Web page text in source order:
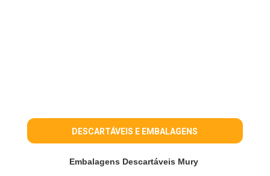
DESCARTÁVEIS E EMBALAGENS
Embalagens Descartáveis Mury‎